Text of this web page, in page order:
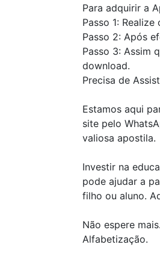
Para adquirir a
Passo 1:
Passo 2: Após
Passo 3: Assim
download.
Precisa de
Estamos aqui
site pelo
valiosa apostila.
Investir na
pode ajudar a
filho ou aluno.
Não espere
Alfabetização.